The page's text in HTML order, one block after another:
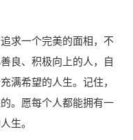
求一个完美的面相，不
良、积极向上的人，自
满希望的人生。记住，
。愿每个人都能拥有一
生。